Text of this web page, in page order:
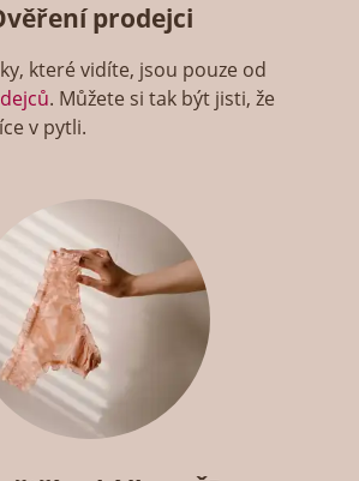
prodejci
které vidíte, jsou pouze od
. Můžete si tak být jisti, že
v pytli.